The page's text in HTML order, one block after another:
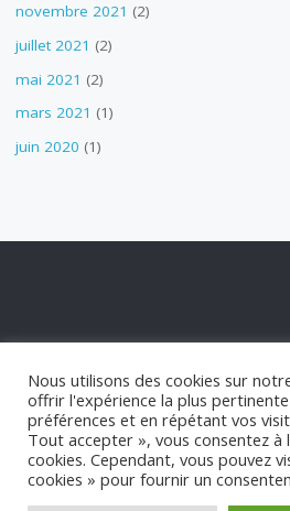
novembre 2021 (2)
juillet 2021 (2)
mai 2021 (2)
mars 2021 (1)
juin 2020 (1)
POLITIQUE DE
STATUT
©2021 appm-
Nous utilisons des cookies sur
offrir l'expérience la plus
préférences et en répétant vos
Tout accepter », vous consentez à
cookies. Cependant, vous pouvez
cookies » pour fournir un